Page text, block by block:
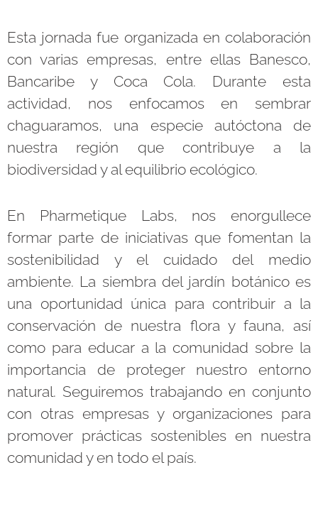
Esta jornada fue organizada en colaboración
con varias empresas, entre ellas Banesco,
Bancaribe y Coca Cola. Durante esta
actividad, nos enfocamos en sembrar
chaguaramos, una especie autóctona de
nuestra región que contribuye a la
biodiversidad y al equilibrio ecológico.
En Pharmetique Labs, nos enorgullece
formar parte de iniciativas que fomentan la
sostenibilidad y el cuidado del medio
ambiente. La siembra del jardín botánico es
una oportunidad única para contribuir a la
conservación de nuestra flora y fauna, así
como para educar a la comunidad sobre la
importancia de proteger nuestro entorno
natural. Seguiremos trabajando en conjunto
con otras empresas y organizaciones para
promover prácticas sostenibles en nuestra
comunidad y en todo el país.